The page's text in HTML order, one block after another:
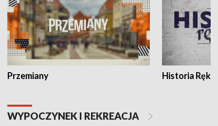
Przemiany Historia Ręką
WYPOCZYNEK I REKREACJA